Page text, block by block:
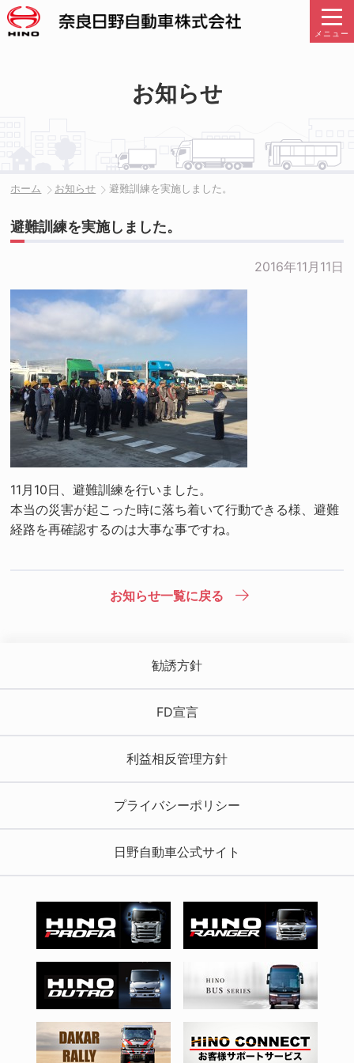
メニュー
お知らせ
ホーム お知らせ 避難訓練を実施しました。
避難訓練を実施しました。
2016年11月11日
11月10日、避難訓練を行いました。
本当の災害が起こった時に落ち着いて行動できる様、避難
経路を再確認するのは大事な事ですね。
お知らせ一覧に戻る
勧誘方針
FD宣言
利益相反管理方針
プライバシーポリシー
日野自動車公式サイト